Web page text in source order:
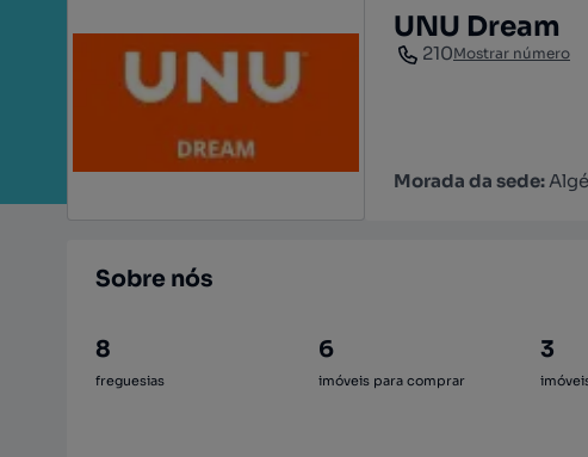
UNU Dream
210Mostrar número
Morada da sede:
Sobre nós
8
freguesias
6
imóveis para comprar
3